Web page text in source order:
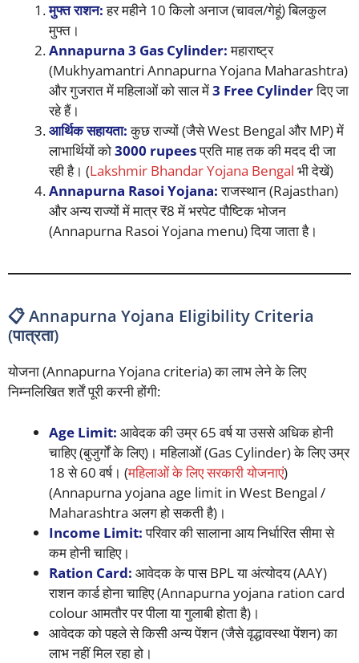
मुफ्त राशन:हर महीने 10 किलो अनाज (चावल/गेहूं) बिलकुल
मुफ्त।
Annapurna 3 Gas Cylinder:महाराष्ट्र
(Mukhyamantri Annapurna Yojana Maharashtra)
और गुजरात में महिलाओं को साल में3 Free Cylinderदिए जा
रहे हैं।
आर्थिक सहायता:कुछ राज्यों (जैसे West Bengal और MP) में
लाभार्थियों को3000 rupeesप्रति माह तक की मदद दी जा
रही है। (Lakshmir Bhandar Yojana Bengal भी देखें)
Annapurna Rasoi Yojana:राजस्थान (Rajasthan)
और अन्य राज्यों में मात्र ₹8 में भरपेट पौष्टिक भोजन
(Annapurna Rasoi Yojana menu) दिया जाता है।
📋 Annapurna Yojana Eligibility Criteria
(पात्रता)
योजना (Annapurna Yojana criteria) का लाभ लेने के लिए
निम्नलिखित शर्तें पूरी करनी होंगी:
Age Limit: आवेदक की उम्र 65 वर्ष या उससे अधिक होनी
चाहिए (बुजुर्गों के लिए)। महिलाओं (Gas Cylinder) के लिए उम्र
18 से 60 वर्ष। (महिलाओं के लिए सरकारी योजनाएं)
(Annapurna yojana age limit in West Bengal /
Maharashtra अलग हो सकती है)।
Income Limit:परिवार की सालाना आय निर्धारित सीमा से
कम होनी चाहिए।
Ration Card: आवेदक के पास BPL या अंत्योदय (AAY)
राशन कार्ड होना चाहिए (Annapurna yojana ration card
colour आमतौर पर पीला या गुलाबी होता है)।
आवेदक को पहले से किसी अन्य पेंशन (जैसे वृद्धावस्था पेंशन) का
लाभ नहीं मिल रहा हो।